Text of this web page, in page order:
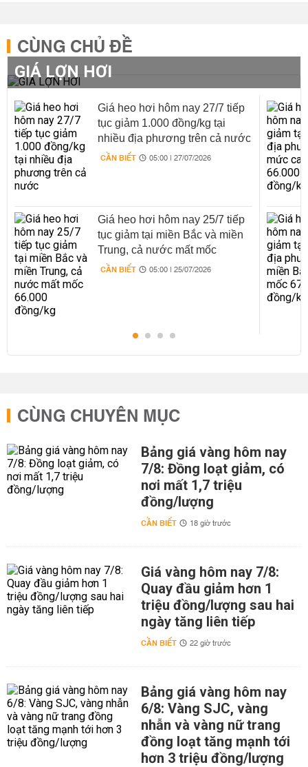
CÙNG CHỦ ĐỀ
GIÁ LỢN HƠI
Giá heo hơi hôm nay 27/7 tiếp
tục giảm 1.000 đồng/kg tại
nhiều địa phương trên cả nước
CẦN BIẾT 05:00 | 27/07/2026
Giá heo hơi hôm nay 25/7 tiếp
tục giảm tại miền Bắc và miền
Trung, cả nước mất mốc
66.000 đồng/kg
CẦN BIẾT 05:00 | 25/07/2026
CÙNG CHUYÊN MỤC
Bảng giá vàng hôm nay
7/8: Đồng loạt giảm, có
nơi mất 1,7 triệu
đồng/lượng
CẦN BIẾT 18 giờ trước
Giá vàng hôm nay 7/8:
Quay đầu giảm hơn 1
triệu đồng/lượng sau hai
ngày tăng liên tiếp
CẦN BIẾT 22 giờ trước
Bảng giá vàng hôm nay
6/8: Vàng SJC, vàng
nhẫn và vàng nữ trang
đồng loạt tăng mạnh tới
hơn 3 triệu đồng/lượng